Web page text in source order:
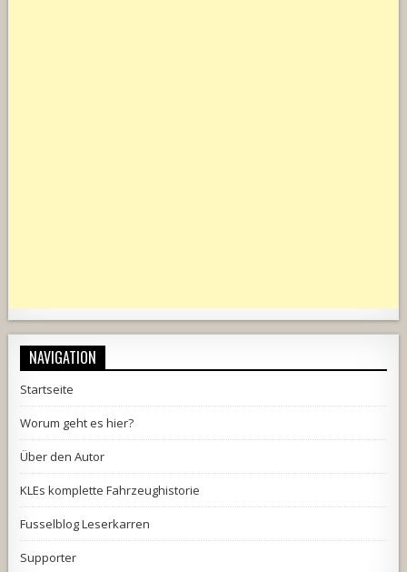
NAVIGATION
Startseite
Worum geht es hier?
Über den Autor
KLEs komplette Fahrzeughistorie
Fusselblog Leserkarren
Supporter